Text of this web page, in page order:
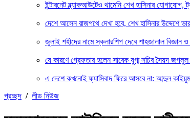
ইন্টারনেট ব্ল্যাকআউটেও থামেনি শেখ হাসিনার
দেশে আসেন রাজপথে দেখা হবে, শেখ হাসিনার উদ্দেশে
জুলাই শহীদের নামে স্কলারশিপ দেবে শাহজালাল বিজ্ঞান
যে কারণে গ্রেফতার হলেন সাবেক যুগ্ম সচিব সৈয়দ জগলুল
এ দেশে কখনোই ফ্যাসিবাদ ফিরে আসবে না: আব্দুল
প্রচ্ছদ / লীড নিউজ